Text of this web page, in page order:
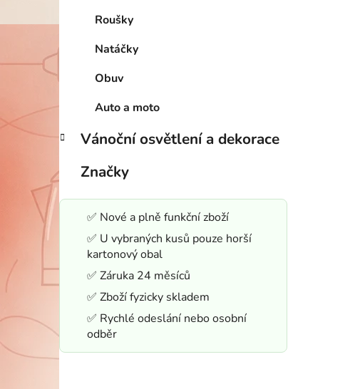
Roušky
Natáčky
Obuv
Auto a moto
Vánoční osvětlení a dekorace
Značky
✅ Nové a plně funkční zboží
✅ U vybraných kusů pouze horší
kartonový obal
✅ Záruka 24 měsíců
✅ Zboží fyzicky skladem
✅ Rychlé odeslání nebo osobní
odběr